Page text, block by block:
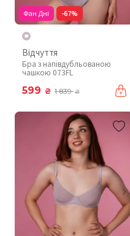
Фан Дні -67%
Відчуття
Бра з напівдубльованою
чашкою 073FL
599 ₴ 1 839₴